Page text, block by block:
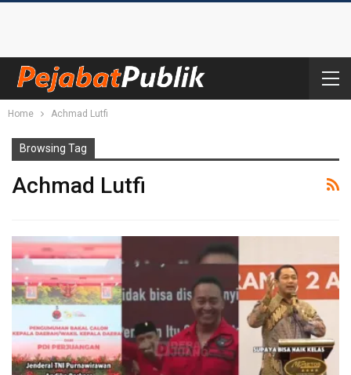
Home Achmad Lutfi
Browsing Tag
Achmad Lutfi